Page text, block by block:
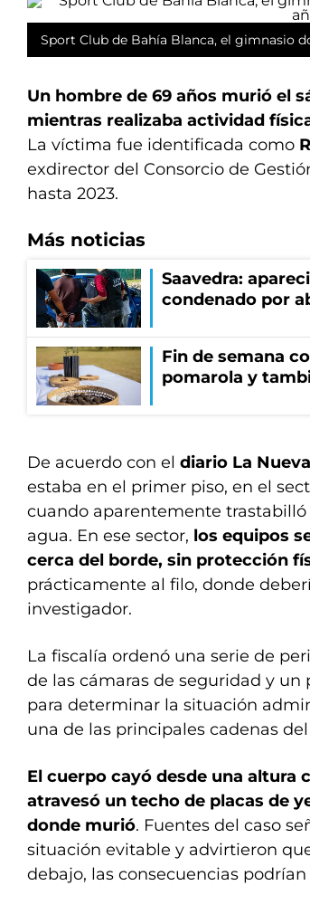
Sport Club de Bahía Blanca, el gimnasio
Un hombre de 69 años murió el
mientras realizaba actividad
La víctima fue identificada como
exdirector del Consorcio de
hasta 2023.
Más noticias
Saavedra:
condenado por
Fin de semana
pomarola y
De acuerdo con el diario La Nueva
estaba en el primer piso, en el
cuando aparentemente
agua. En ese sector, los equipos
cerca del borde, sin protección
prácticamente al filo, donde
investigador.
La fiscalía ordenó una serie de
de las cámaras de seguridad y
para determinar la situación
una de las principales cadenas del
El cuerpo cayó desde una altura
atravesó un techo de placas de
donde murió. Fuentes del caso
situación evitable y advirtieron
debajo, las consecuencias